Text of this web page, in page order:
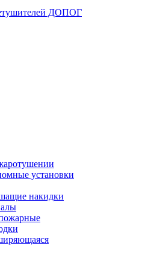
ДОПОГ
установки
накидки